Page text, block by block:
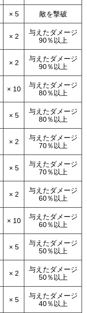
× 5 敵を撃破
× 2
与えたダメージ
90％以上
× 2
与えたダメージ
90％以上
× 10
与えたダメージ
80％以上
× 5
与えたダメージ
80％以上
× 2
与えたダメージ
70％以上
× 5
与えたダメージ
70％以上
× 2
与えたダメージ
60％以上
× 10
与えたダメージ
60％以上
× 5
与えたダメージ
50％以上
× 2
与えたダメージ
50％以上
× 5
与えたダメージ
40％以上